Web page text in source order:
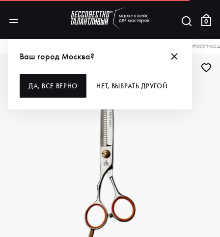
0
Ваш город Москва?
ДА, ВСЕ ВЕРНО НЕТ, ВЫБРАТЬ ДРУГОЙ
DS НОЖНИЦЫ ФИЛИРОВОЧНЫЕ